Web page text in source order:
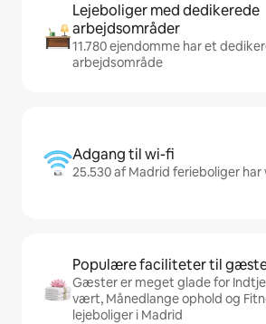
Lejeboliger med dedikerede
arbejdsområder
11.780 ejendomme har et
arbejdsområde
Adgang til wi-fi
25.530 af Madrid ferieboliger har
Populære faciliteter til
Gæster er meget glade for
vært, Månedlange ophold og
lejeboliger i Madrid